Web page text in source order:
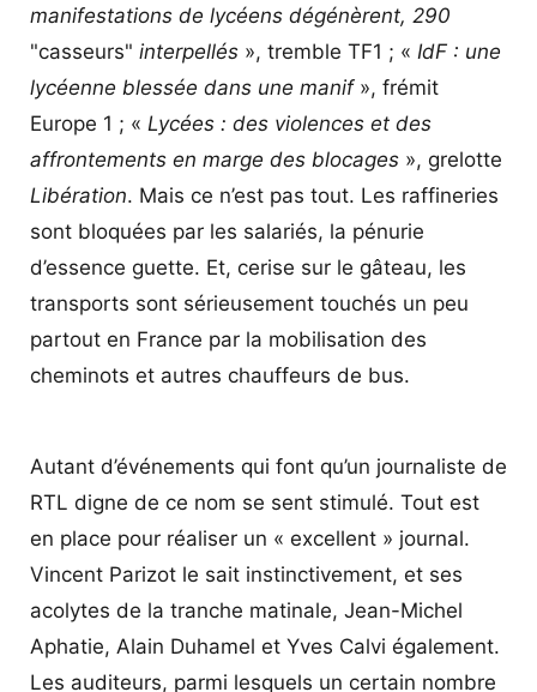
manifestations de lycéens dégénèrent, 290
"casseurs" interpellés », tremble TF1 ; « IdF : une
lycéenne blessée dans une manif», frémit
Europe 1 ; « Lycées : des violences et des
affrontements en marge des blocages », grelotte
Libération. Mais ce n’est pas tout. Les raffineries
sont bloquées par les salariés, la pénurie
d’essence guette. Et, cerise sur le gâteau, les
transports sont sérieusement touchés un peu
partout en France par la mobilisation des
cheminots et autres chauffeurs de bus.
Autant d’événements qui font qu’un journaliste de
RTL digne de ce nom se sent stimulé. Tout est
en place pour réaliser un « excellent » journal.
Vincent Parizot le sait instinctivement, et ses
acolytes de la tranche matinale, Jean-Michel
Aphatie, Alain Duhamel et Yves Calvi également.
Les auditeurs, parmi lesquels un certain nombre